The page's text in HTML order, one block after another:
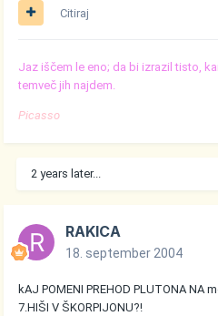
Citiraj
Jaz iščem le eno; da bi izrazil tisto,
temveč jih najdem.
Picasso
2 years later...
RAKICA
18. september 2004
kAJ POMENI PREHOD PLUTONA NA
7.HIŠI V ŠKORPIJONU?!